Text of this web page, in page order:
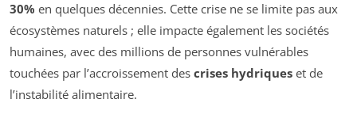
30% en quelques décennies. Cette crise ne se limite pas aux
écosystèmes naturels ; elle impacte également les sociétés
humaines, avec des millions de personnes vulnérables
touchées par l’accroissement des crises hydriques et de
l’instabilité alimentaire.